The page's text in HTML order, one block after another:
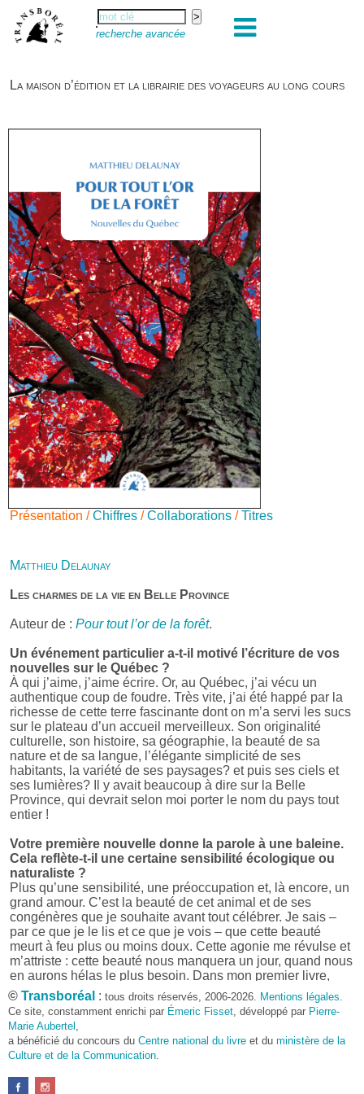
recherche avancée
La maison d’édition et la librairie des voyageurs au long cours
Présentation /Chiffres /Collaborations /Titres
Matthieu Delaunay
Les charmes de la vie en Belle Province
Auteur de : Pour tout l’or de la forêt.
Un événement particulier a-t-il motivé l’écriture de vos
nouvelles sur le Québec ?
À qui j’aime, j’aime écrire. Or, au Québec, j’ai vécu un
authentique coup de foudre. Très vite, j’ai été happé par la
richesse de cette terre fascinante dont on m’a servi les sucs
sur le plateau d’un accueil merveilleux. Son originalité
culturelle, son histoire, sa géographie, la beauté de sa
nature et de sa langue, l’élégante simplicité de ses
habitants, la variété de ses paysages? et puis ses ciels et
ses lumières? Il y avait beaucoup à dire sur la Belle
Province, qui devrait selon moi porter le nom du pays tout
entier !
Votre première nouvelle donne la parole à une baleine.
Cela reflète-t-il une certaine sensibilité écologique ou
naturaliste ?
Plus qu’une sensibilité, une préoccupation et, là encore, un
grand amour. C’est la beauté de cet animal et de ses
congénères que je souhaite avant tout célébrer. Je sais –
par ce que je le lis et ce que je vois – que cette beauté
meurt à feu plus ou moins doux. Cette agonie me révulse et
m’attriste : cette beauté nous manquera un jour, quand nous
en aurons hélas le plus besoin. Dans mon premier livre,
j’avais pris goût à me mettre dans la peau d’une bête. Outre
l’intérêt de l’exercice littéraire, il me semble que cela peut
être un bon moyen pour transmettre certains messages.
Pourquoi avoir choisi le format des nouvelles plutôt
qu’un autre ?
D’abord parce que j’aime (décidément!) en lire !
© Transboréal : tous droits réservés, 2006-2026. Mentions légales
Ce site, constamment enrichi par Émeric Fisset , développé par Pierre-
Marie Aubertel
a bénéficié du concours du Centre national du livre et du ministère de la
Culture et de la Communication